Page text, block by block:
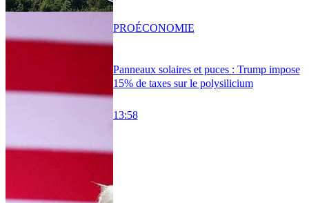
Panneaux solaires et puces : Trump impose
15% de taxes sur le polysilicium
13:58
PROÉCONOMIE